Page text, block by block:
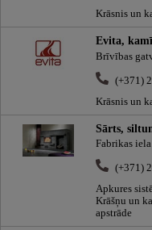
Krāsnis un
Evita,
Brīvības
(+371)
Krāsnis un
Sārts,
Fabrikas
(+371)
Apkures
Krāšņu un
apstrāde